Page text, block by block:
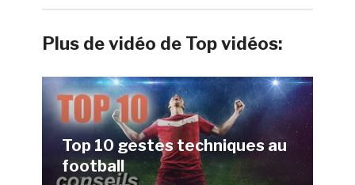
Plus de vidéo de Top vidéos:
Top 10 gestes techniques au
football